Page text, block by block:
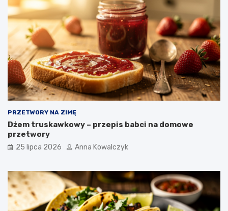
PRZETWORY NA ZIMĘ
Dżem truskawkowy – przepis babci na domowe
przetwory
25 lipca 2026 Anna Kowalczyk